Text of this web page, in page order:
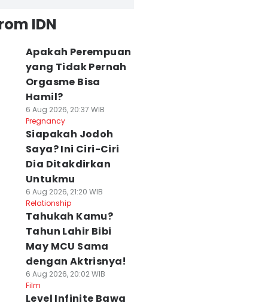
IDN
Apakah Perempuan
yang Tidak Pernah
Orgasme Bisa
Hamil?
6 Aug 2026, 20:37 WIB
Pregnancy
Siapakah Jodoh
Saya? Ini Ciri-Ciri
Dia Ditakdirkan
Untukmu
6 Aug 2026, 21:20 WIB
Relationship
Tahukah Kamu?
Tahun Lahir Bibi
May MCU Sama
dengan Aktrisnya!
6 Aug 2026, 20:02 WIB
Film
Level Infinite Bawa